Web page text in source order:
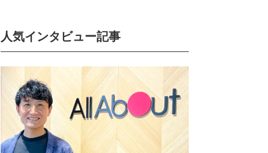
人気インタビュー記事